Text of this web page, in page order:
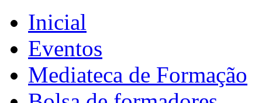
Inicial
Eventos
Mediateca de Formação